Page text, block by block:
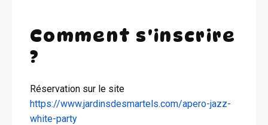
Comment s'inscrire
?
Réservation sur le site
https://www.jardinsdesmartels.com/apero-jazz-
white-party